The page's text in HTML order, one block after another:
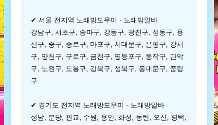
✔ 서울 전지역 노래방도우미 · 노래방알바
강남구, 서초구, 송파구, 강동구, 광진구, 성동구, 용
산구, 중구, 종로구, 마포구, 서대문구, 은평구, 강서
구, 양천구, 구로구, 금천구, 영등포구, 동작구, 관악
구, 노원구, 도봉구, 강북구, 성북구, 동대문구, 중랑
구
✔ 경기도 전지역 노래방도우미 · 노래방알바
성남, 분당, 판교, 수원, 용인, 화성, 동탄, 오산, 평택,